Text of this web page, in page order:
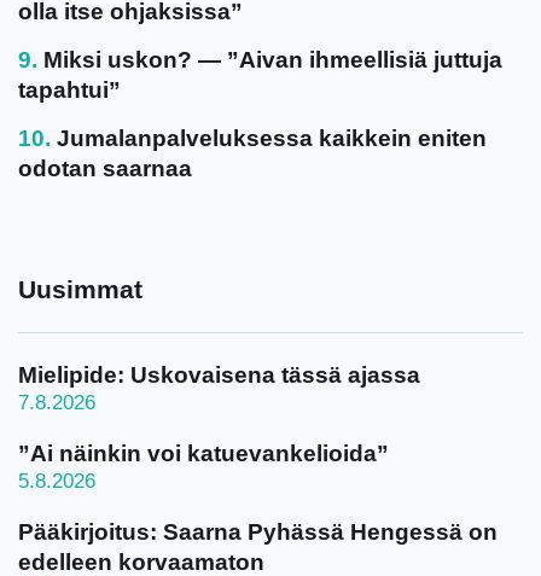
olla itse ohjaksissa”
Miksi uskon? — ”Aivan ihmeellisiä juttuja
tapahtui”
Jumalanpalveluksessa kaikkein eniten
odotan saarnaa
Uusimmat
Mielipide: Uskovaisena tässä ajassa
7.8.2026
”Ai näinkin voi katuevankelioida”
5.8.2026
Pääkirjoitus: Saarna Pyhässä Hengessä on
edelleen korvaamaton